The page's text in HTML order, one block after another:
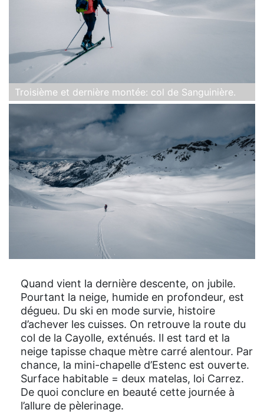
Troisième et dernière montée: col de Sanguinière.
Quand vient la dernière descente, on jubile.
Pourtant la neige, humide en profondeur, est
dégueu. Du ski en mode survie, histoire
d’achever les cuisses. On retrouve la route du
col de la Cayolle, exténués. Il est tard et la
neige tapisse chaque mètre carré alentour. Par
chance, la mini-chapelle d’Estenc est ouverte.
Surface habitable = deux matelas, loi Carrez.
De quoi conclure en beauté cette journée à
l’allure de pèlerinage.